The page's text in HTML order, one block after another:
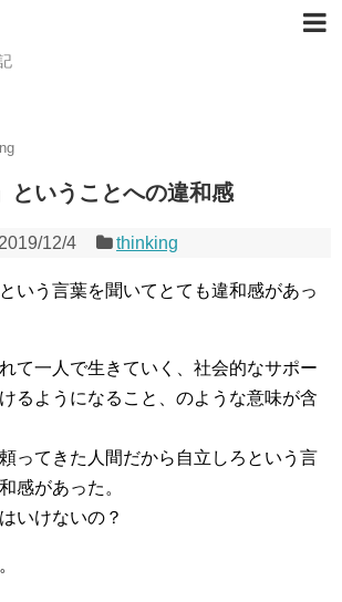
ということへの違和感
2019/12/4 thinking
いう言葉を聞いてとても違和感があっ
て一人で生きていく、社会的なサポー
るようになること、のような意味が含
ってきた人間だから自立しろという言
感があった。
いけないの？